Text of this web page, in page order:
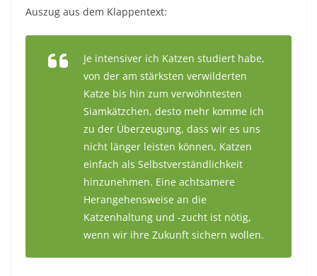
Auszug aus dem Klappentext:
Je intensiver ich Katzen studiert habe,
von der am stärksten verwilderten
Katze bis hin zum verwöhntesten
Siamkätzchen, desto mehr komme ich
zu der Überzeugung, dass wir es uns
nicht länger leisten können, Katzen
einfach als Selbstverständlichkeit
hinzunehmen. Eine achtsamere
Herangehensweise an die
Katzenhaltung und -zucht ist nötig,
wenn wir ihre Zukunft sichern wollen.